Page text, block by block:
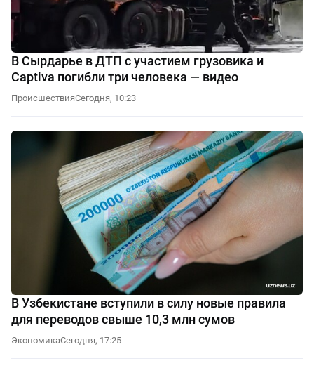
В Сырдарье в ДТП с участием грузовика и
Captiva погибли три человека — видео
ПроисшествияСегодня, 10:23
В Узбекистане вступили в силу новые правила
для переводов свыше 10,3 млн сумов
ЭкономикаСегодня, 17:25